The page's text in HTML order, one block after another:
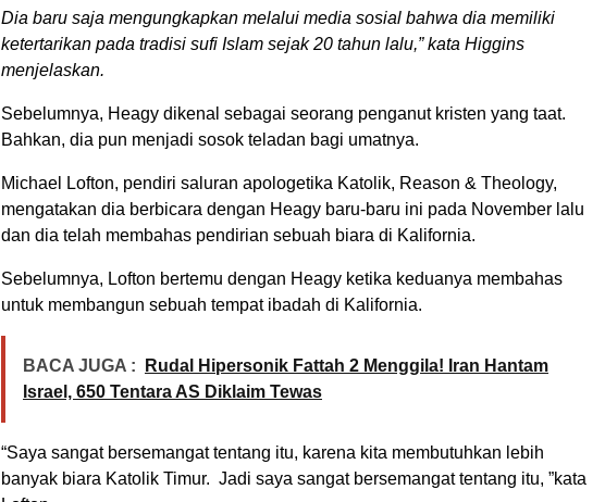
Dia baru saja mengungkapkan melalui media sosial bahwa dia memiliki
ketertarikan pada tradisi sufi Islam sejak 20 tahun lalu,” kata Higgins
menjelaskan.
Sebelumnya, Heagy dikenal sebagai seorang penganut kristen yang taat.
Bahkan, dia pun menjadi sosok teladan bagi umatnya.
Michael Lofton, pendiri saluran apologetika Katolik, Reason & Theology,
mengatakan dia berbicara dengan Heagy baru-baru ini pada November lalu
dan dia telah membahas pendirian sebuah biara di Kalifornia.
Sebelumnya, Lofton bertemu dengan Heagy ketika keduanya membahas
untuk membangun sebuah tempat ibadah di Kalifornia.
BACA JUGA :
Rudal Hipersonik Fattah 2 Menggila! Iran Hantam
Israel, 650 Tentara AS Diklaim Tewas
“Saya sangat bersemangat tentang itu, karena kita membutuhkan lebih
banyak biara Katolik Timur. Jadi saya sangat bersemangat tentang itu, ”kata